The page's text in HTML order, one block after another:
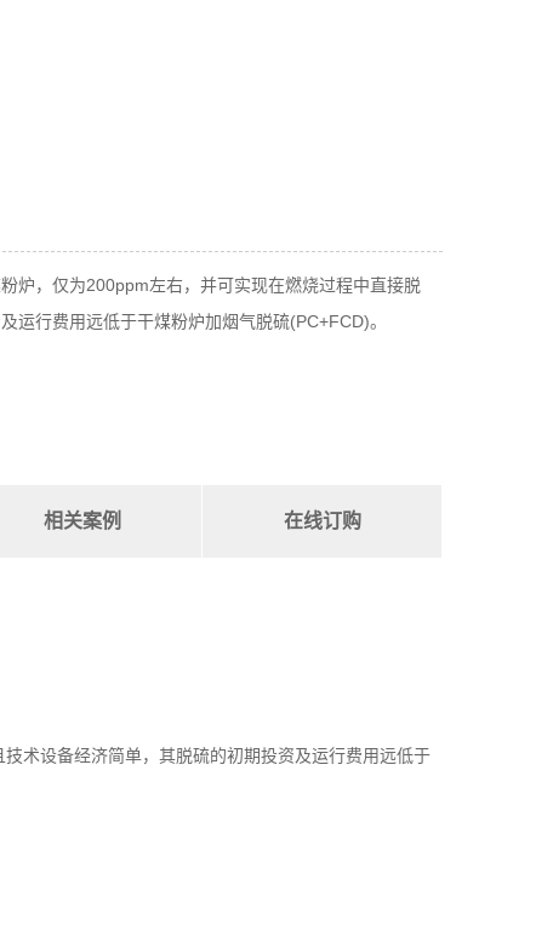
炉，仅为200ppm左右，并可实现在燃烧过程中直接脱
运行费用远低于干煤粉炉加烟气脱硫(PC+FCD)。
在线订购
相关案例
术设备经济简单，其脱硫的初期投资及运行费用远低于